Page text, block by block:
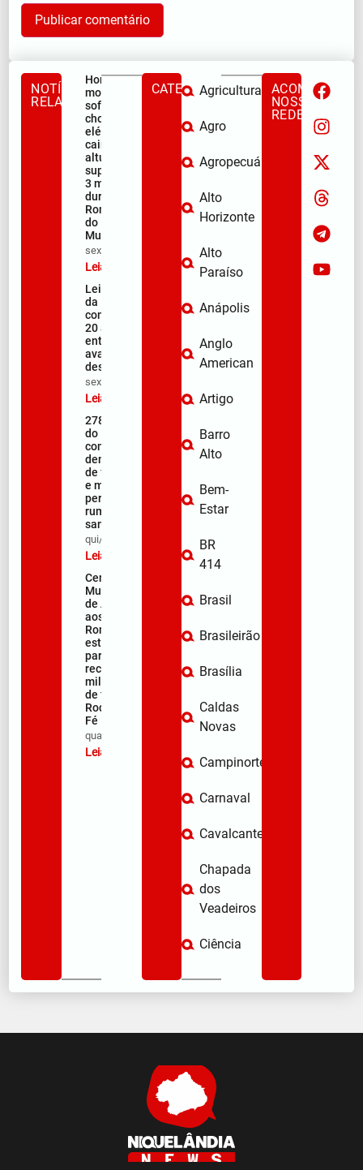
NOTÍCIAS
RELACIONADAS
Homem
morre após
sofrer
choque
elétrico e
cair de
altura
superior a
3 metros
durante a
Romaria
do
Muquém
sex/08/2026
Leia mais »
Lei Maria
da Penha
completa
20 anos
entre
avanços e
desafios
sex/08/2026
Leia mais »
278ª Romaria
do Muquém
começa com
demonstração
de fé, emoção
e milhares de
peregrinos
rumo ao
santuário
qui/08/2026
Leia mais »
Centro
Municipal
de Apoio
aos
Romeiros
está pronto
para
receber
milhares
de fiéis na
Rodovia da
Fé
qua/08/2026
Leia mais »
CATEGORIASAgricultura
Agro
Agropecuária
Alto
Horizonte
Alto
Paraíso
Anápolis
Anglo
American
Artigo
Barro
Alto
Bem-
Estar
BR
414
Brasil
Brasileirão
Brasília
Caldas
Novas
Campinorte
Carnaval
Cavalcante
Chapada
dos
Veadeiros
Ciência
ACOMPANHE
NOSSAS
REDES